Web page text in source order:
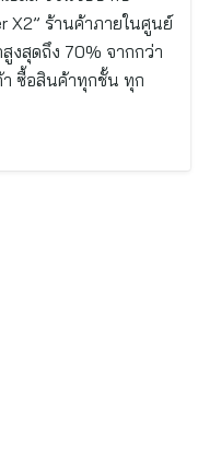
X2” ร้านค้าภายในศูนย์
งสุดถึง 70% จากกว่า
ซื้อสินค้าทุกชั้น ทุก